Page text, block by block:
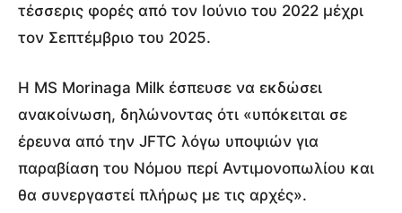
τέσσερις φορές από τον Ιούνιο του 2022 μέχρι
τον Σεπτέμβριο του 2025.
Η MS Morinaga Milk έσπευσε να εκδώσει
ανακοίνωση, δηλώνοντας ότι «υπόκειται σε
έρευνα από την JFTC λόγω υποψιών για
παραβίαση του Νόμου περί Αντιμονοπωλίου και
θα συνεργαστεί πλήρως με τις αρχές».